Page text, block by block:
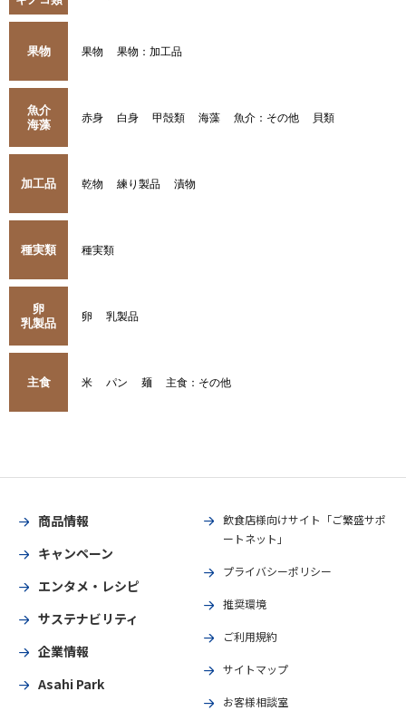
果物 果物 果物：加工品
魚介
海藻
赤身 白身 甲殻類 海藻 魚介：その他 貝類
加工品 乾物 練り製品 漬物
種実類 種実類
卵
乳製品
卵 乳製品
主食 米 パン 麺 主食：その他
商品情報
キャンペーン
エンタメ・レシピ
サステナビリティ
企業情報
Asahi Park
飲食店様向けサイト「ご繁盛サポ
ートネット」
プライバシーポリシー
推奨環境
ご利用規約
サイトマップ
お客様相談室